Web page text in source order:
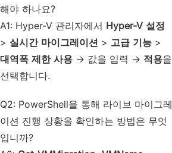
해야 하나요?
A1: Hyper-V 관리자에서 Hyper-V 설정
> 실시간 마이그레이션 > 고급 기능 >
대역폭 제한 사용 → 값을 입력 → 적용을
선택합니다.
Q2: PowerShell을 통해 라이브 마이그레
이션 진행 상황을 확인하는 방법은 무엇
입니까?